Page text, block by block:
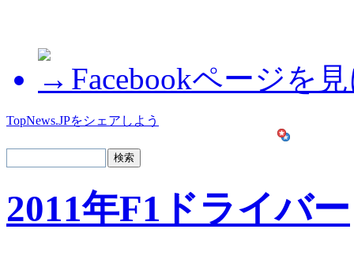
Facebookページを
TopNews.JPをシェアしよう
2011年F1ドライバー